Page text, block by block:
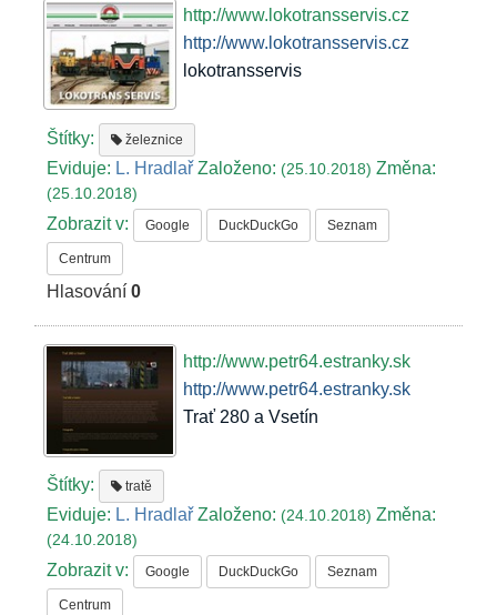
http://www.lokotransservis.cz
http://www.lokotransservis.cz
lokotransservis
Štítky: železnice
Eviduje: L. Hradlař Založeno:(25.10.2018)Změna:
(25.10.2018)
Zobrazit v: Google DuckDuckGo Seznam
Centrum
Hlasování0
http://www.petr64.estranky.sk
http://www.petr64.estranky.sk
Trať 280 a Vsetín
Štítky: tratě
Eviduje: L. Hradlař Založeno:(24.10.2018)Změna:
(24.10.2018)
Zobrazit v: Google DuckDuckGo Seznam
Centrum